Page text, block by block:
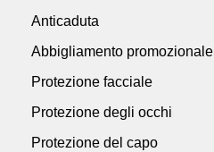
Anticaduta
Abbigliamento promozionale
Protezione facciale
Protezione degli occhi
Protezione del capo